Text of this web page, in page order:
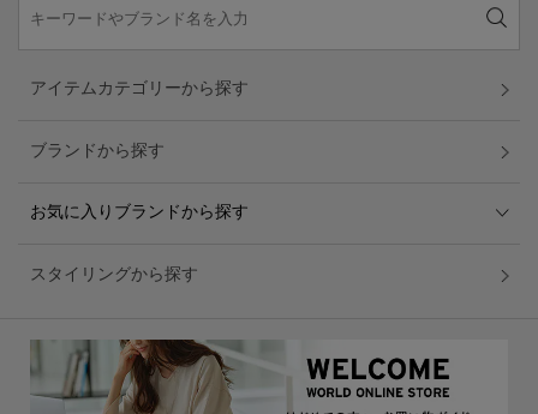
アイテムカテゴリーから探す
ブランドから探す
お気に入りブランドから探す
スタイリングから探す